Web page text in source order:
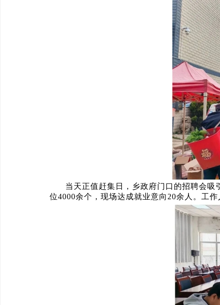
当天正值赶集日，乡政府门口的招聘会
位4000余个，现场达成就业意向20余人。工